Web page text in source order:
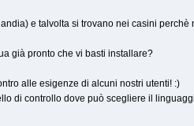
e talvolta si trovano nei casini
già pronto che vi basti installare?
alle esigenze di alcuni nostri utenti! :)
di controllo dove può scegliere il